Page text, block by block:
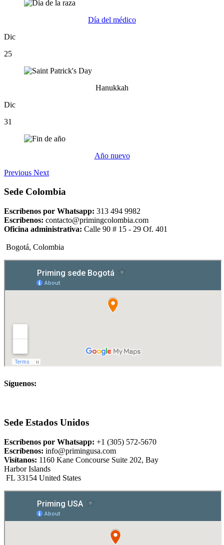
Día del médico
Dic
25
Hanukkah
Dic
31
Año nuevo
Previous Next
Sede Colombia
Escríbenos por Whatsapp: 313 494 9982
Escríbenos: contacto@primingcolombia.com
Oficina administrativa: Calle 90 # 15 - 29 Of. 401
Bogotá, Colombia
Síguenos:
Sede Estados Unidos
Escríbenos por Whatsapp: +1 (305) 572-5670
Escríbenos: info@primingusa.com
Visítanos: 1160 Kane Concourse Suite 202, Bay
Harbor Islands
FL 33154 United States